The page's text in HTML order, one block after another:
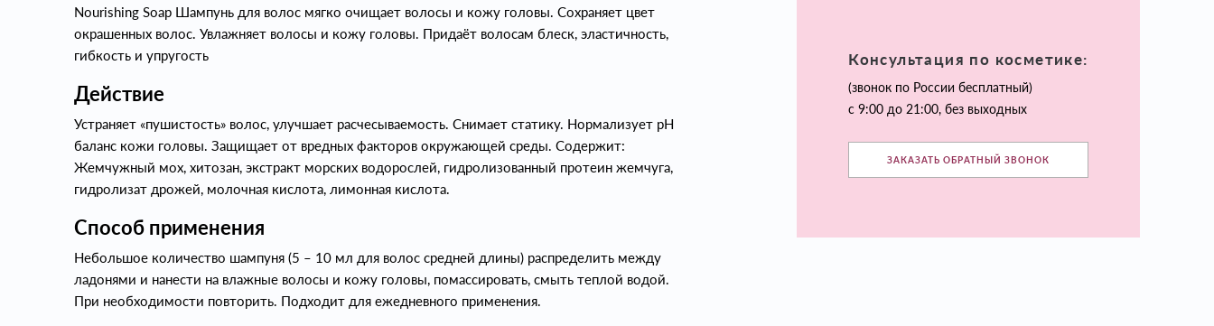
Nourishing Soap Шампунь для волос мягко очищает волосы и кожу головы. Сохраняет цвет
окрашенных волос. Увлажняет волосы и кожу головы. Придаёт волосам блеск, эластичность,
гибкость и упругость
Действие
Устраняет «пушистость» волос, улучшает расчесываемость. Снимает статику. Нормализует рН
баланс кожи головы. Защищает от вредных факторов окружающей среды. Содержит:
Жемчужный мох, хитозан, экстракт морских водорослей, гидролизованный протеин жемчуга,
гидролизат дрожей, молочная кислота, лимонная кислота.
Способ применения
Небольшое количество шампуня (5 – 10 мл для волос средней длины) распределить между
ладонями и нанести на влажные волосы и кожу головы, помассировать, смыть теплой водой.
При необходимости повторить. Подходит для ежедневного применения.
Консультация по косметике:
(звонок по России бесплатный)
с 9:00 до 21:00, без выходных
ЗАКАЗАТЬ ОБРАТНЫЙ ЗВОНОК